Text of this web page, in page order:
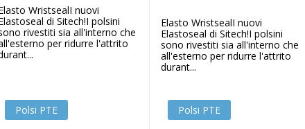
WristsealI nuovi
di Sitech!I polsini
rivestiti sia all'interno che
per ridurre l'attrito
Polsi PTE
Elasto WristsealI nuovi
Elastoseal di Sitech!I polsini
sono rivestiti sia all'interno che
all'esterno per ridurre l'attrito
durant...
Polsi PTE